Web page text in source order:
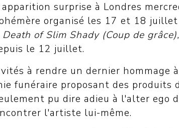
surprise à Londres
organisé les 17 et 18
Death of Slim Shady (Coup de grâce),
le 12 juillet.
à rendre un dernier hommage
funéraire proposant des produits
pu dire adieu à l'alter ego
l'artiste lui-même.